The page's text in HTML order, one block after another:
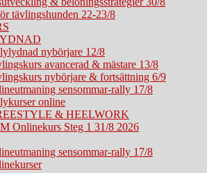
tävlingshunden 22-23/8
nybörjare 12/8
avancerad & mästare 13/8
nybörjare & fortsättning 6/9
sensommar-rally 17/8
online
& HEELWORK
Onlinekurs Steg 1 31/8 2026
sensommar-rally 17/8